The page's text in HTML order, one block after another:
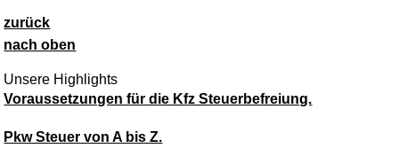
zurück
nach oben
Unsere Highlights
Voraussetzungen für die Kfz Steuerbefreiung.
Pkw Steuer von A bis Z.